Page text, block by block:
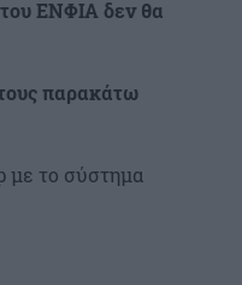
ΕΝΦΙΑ δεν θα
παρακάτω
το σύστημα